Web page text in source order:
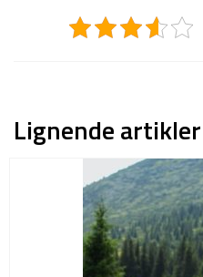
Lignende artikler